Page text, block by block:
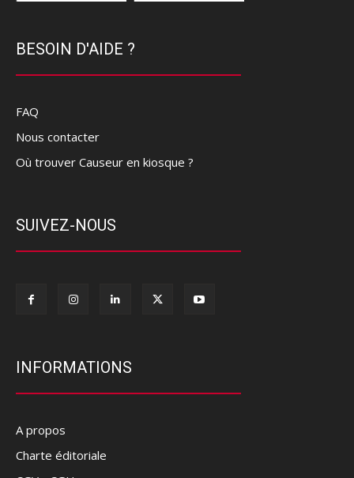
BESOIN D'AIDE ?
FAQ
Nous contacter
Où trouver Causeur en kiosque ?
SUIVEZ-NOUS
INFORMATIONS
A propos
Charte éditoriale